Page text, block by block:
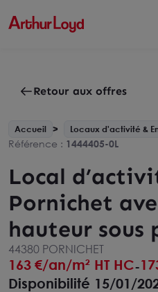
Retour aux offres
Accueil Locaux d'activité &
Référence : 1444405-0L
Local
Pornichet
hauteur sous
44380 PORNICHET
163 €/an/m² HT HC-
Disponibilité 15/01/